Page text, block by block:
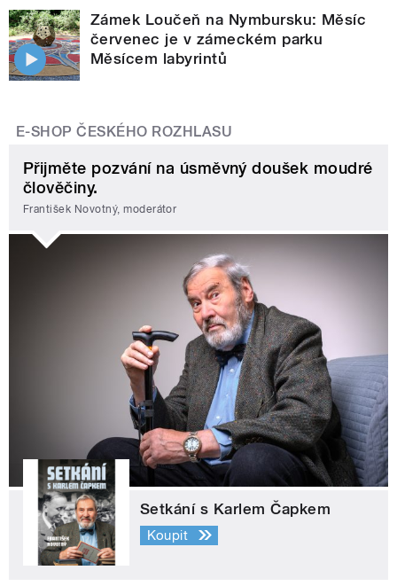
Zámek Loučeň na Nymbursku: Měsíc
červenec je v zámeckém parku
Měsícem labyrintů
E-SHOP ČESKÉHO ROZHLASU
Přijměte pozvání na úsměvný doušek moudré
člověčiny.
František Novotný, moderátor
Setkání s Karlem Čapkem
Koupit